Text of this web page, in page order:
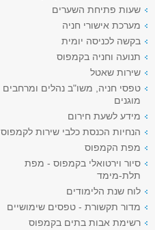
שעות פתיחת השערים
מערכת אישורי חניה
בקשה לכניסה יומית
תנועה וחניה בקמפוס
שירות שאטל
טפסי חניה, משו"ב נהלים ומרחבים
מוגנים
מידע לשעת חירום
הנחיות הכנסת כלבי שירות לקמפוס
מפת הקמפוס
סיור וירטואלי בקמפוס - מפת
תלת-מימד
לוח שנת הלימודים
מדור תקשורת - טפסים שימושיים
רשימת אבות בתים בקמפוס